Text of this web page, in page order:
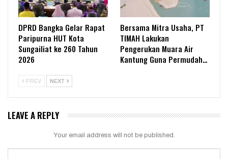
DPRD Bangka Gelar Rapat
Paripurna HUT Kota
Sungailiat ke 260 Tahun
2026
Bersama Mitra Usaha, PT
TIMAH Lakukan
Pengerukan Muara Air
Kantung Guna Permudah…
PREV NEXT
LEAVE A REPLY
Your email address will not be published.